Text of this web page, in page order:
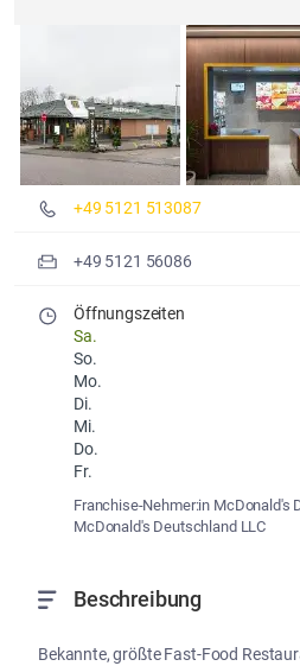
Details und Fotos
+49 5121 513087
+49 5121 56086
Öffnungszeiten
Sa.
So.
Mo.
Di.
Mi.
Do.
Fr.
Franchise-Nehmer:in McDonald's
McDonald's Deutschland LLC
Beschreibung
Bekannte, größte Fast-Food